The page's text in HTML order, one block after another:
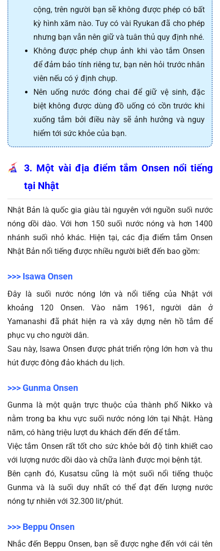
cộng, trên người bạn sẽ không được phép có bất
kỳ hình xăm nào. Tuy có vài Ryukan đã cho phép
nhưng bạn vẫn nên giữ và tuân thủ quy định nhé.
Không được phép chụp ảnh khi vào tắm Onsen
để đảm bảo tính riêng tư, bạn nên hỏi trước nhân
viên nếu có ý định chụp.
Nên uống nước đóng chai để giữ vệ sinh, đặc
biệt không được dùng đồ uống có cồn trước khi
xuống tắm bởi điều này sẽ ảnh hưởng và nguy
hiểm tới sức khỏe của bạn.
3. Một vài địa điểm tắm Onsen nổi tiếng
tại Nhật
Nhật Bản là quốc gia giàu tài nguyên với nguồn suối nước
nóng dồi dào. Với hơn 150 suối nước nóng và hơn 1400
nhánh suối nhỏ khác. Hiện tại, các địa điểm tắm Onsen
Nhật Bản nổi tiếng được nhiều người biết đến bao gồm:
>>> Isawa Onsen
Đây là suối nước nóng lớn và nổi tiếng của Nhật với
khoảng 120 Onsen. Vào năm 1961, người dân ở
Yamanashi đã phát hiện ra và xây dựng nên hồ tắm để
phục vụ cho người dân.
Sau này, Isawa Onsen được phát triển rộng lớn hơn và thu
hút được đông đảo khách du lịch.
>>> Gunma Onsen
Gunma là một quận trực thuộc của thành phố Nikko và
nằm trong ba khu vực suối nước nóng lớn tại Nhật. Hàng
năm, có hàng triệu lượt du khách đến đến để tắm.
Việc tắm Onsen rất tốt cho sức khỏe bởi độ tinh khiết cao
với lượng nước dồi dào và chữa lành được mọi bệnh tật.
Bên cạnh đó, Kusatsu cũng là một suối nổi tiếng thuộc
Gunma và là suối duy nhất có thể đạt đến lượng nước
nóng tự nhiên với 32.300 lit/phút.
>>> Beppu Onsen
Nhắc đến Beppu Onsen, bạn sẽ được nghe đến với cái tên